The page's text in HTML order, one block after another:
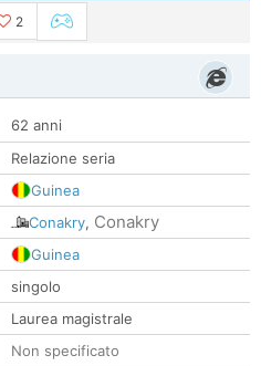
2
62 anni
Relazione seria
Guinea
Conakry, Conakry
Guinea
singolo
Laurea magistrale
Non specificato